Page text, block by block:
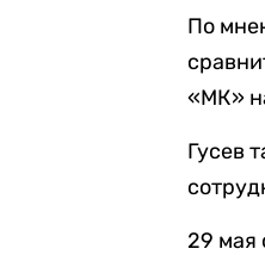
По
«МК»
Гусев
29 мая